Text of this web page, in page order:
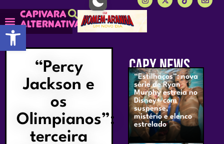
Abrir a barra de ferramentas
Capivara
alternativa
“Percy
Jackson e
os
Olimpianos”:
terceira
CAPY NEWS
“Estilhaços”: nova
série de Ryan
Murphy estreia no
Disney+ com
suspense,
mistério e elenco
estrelado